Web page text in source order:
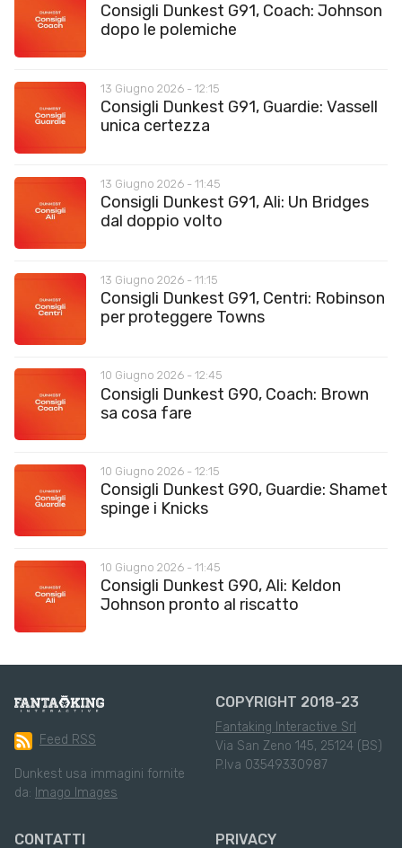
Consigli Dunkest G91, Coach: Johnson
dopo le polemiche
13 Giugno 2026 - 12:15
Consigli Dunkest G91, Guardie: Vassell
unica certezza
13 Giugno 2026 - 11:45
Consigli Dunkest G91, Ali: Un Bridges
dal doppio volto
13 Giugno 2026 - 11:15
Consigli Dunkest G91, Centri: Robinson
per proteggere Towns
10 Giugno 2026 - 12:45
Consigli Dunkest G90, Coach: Brown
sa cosa fare
10 Giugno 2026 - 12:15
Consigli Dunkest G90, Guardie: Shamet
spinge i Knicks
10 Giugno 2026 - 11:45
Consigli Dunkest G90, Ali: Keldon
Johnson pronto al riscatto
Feed RSS
Dunkest usa immagini fornite
da: Imago Images
COPYRIGHT 2018-23
Fantaking Interactive Srl
Via San Zeno 145, 25124 (BS)
P.Iva 03549330987
CONTATTI PRIVACY